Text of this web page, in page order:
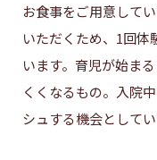
お食事をご用意して
いただくため、1回体
います。育児が始ま
くくなるもの。入院
シュする機会として